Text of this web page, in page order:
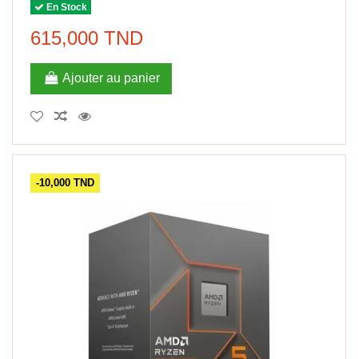
En Stock
615,000 TND
Ajouter au panier
-10,000 TND